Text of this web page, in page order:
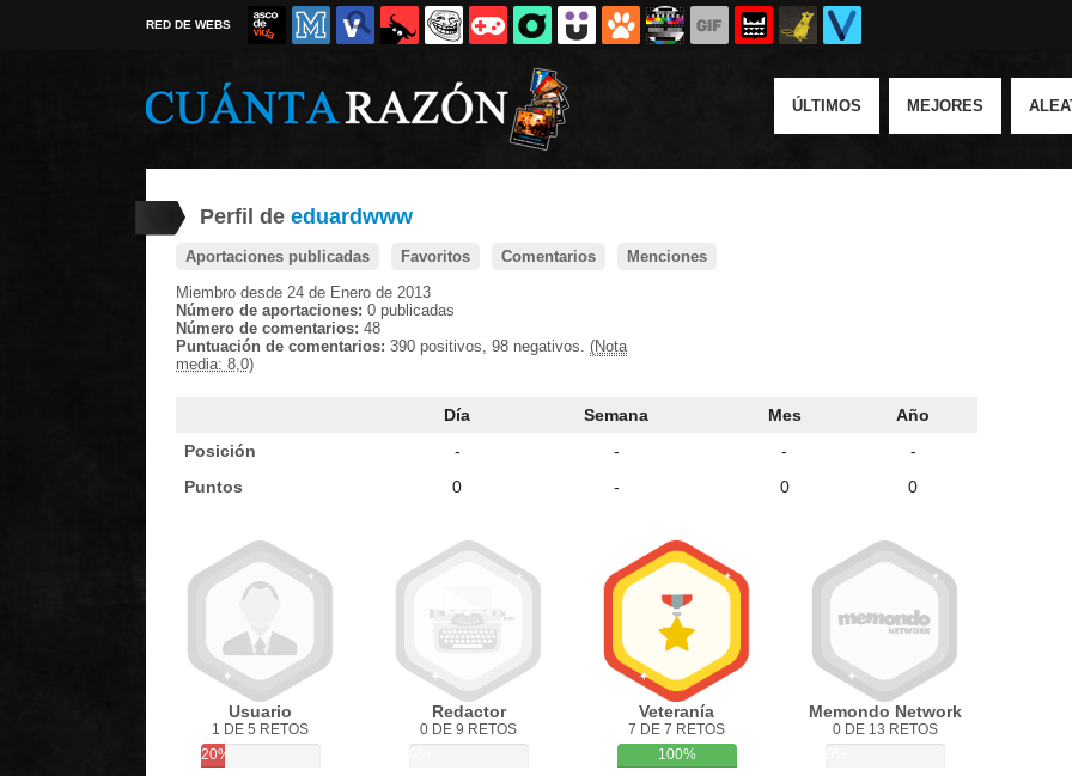
RED DE WEBS
ÚLTIMOS MEJORES
Perfil de eduardwww
Aportaciones publicadas Favoritos Comentarios
Menciones
Miembro desde 24 de Enero de 2013
Número de aportaciones: 0 publicadas
Número de comentarios: 48
Puntuación de comentarios: 390 positivos, 98 negativos. (Nota
media: 8,0)
Día Semana Mes
Año
Posición
- - -
-
Puntos
0 - 0 0
Usuario
1 DE 5 RETOS
20%
Redactor
0 DE 9 RETOS
Veteranía
7 DE 7 RETOS
100%
Memondo Network
0 DE 13 RETOS